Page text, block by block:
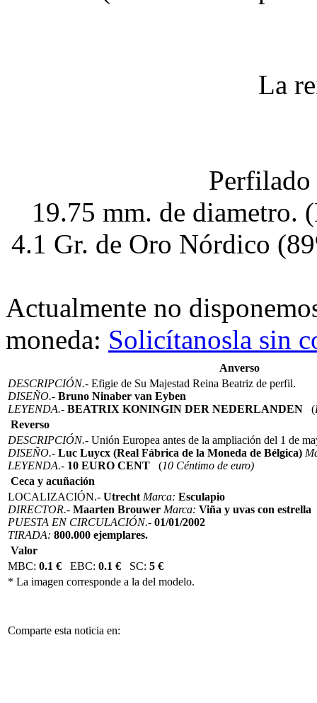
La
19.75 mm. de diametro.
4.1 Gr. de Oro Nórdico
Actualmente no
moneda: Solicítanosla sin
Anverso
DESCRIPCIÓN.- Efigie de Su Majestad Reina Beatriz de perfil.
DISEÑO.- Bruno Ninaber van Eyben
LEYENDA.- BEATRIX KONINGIN DER NEDERLANDEN (
Reverso
DESCRIPCIÓN.- Unión Europea antes de la ampliación del 1 de
DISEÑO.- Luc Luycx (Real Fábrica de la Moneda de Bélgica)
LEYENDA.- 10 EURO CENT (10 Céntimo de euro)
Ceca y acuñación
LOCALIZACIÓN.- Utrecht Marca: Esculapio
DIRECTOR.- Maarten Brouwer Marca: Viña y uvas con estrella
PUESTA EN CIRCULACIÓN.- 01/01/2002
TIRADA: 800.000 ejemplares.
Valor
MBC: 0.1 € EBC: 0.1 € SC: 5 €
* La imagen corresponde a la del modelo.
Comparte esta noticia en: